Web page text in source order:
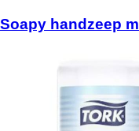
Soapy handzeep